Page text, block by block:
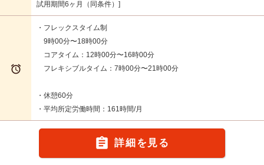
試用期間6ヶ月（同条件）

・フレックスタイム制
9時00分〜18時00分
コアタイム：12時00分〜16時00分
フレキシブルタイム：7時00分〜21時00分
・休憩60分
・平均所定労働時間：161時間/月
 詳細を見る